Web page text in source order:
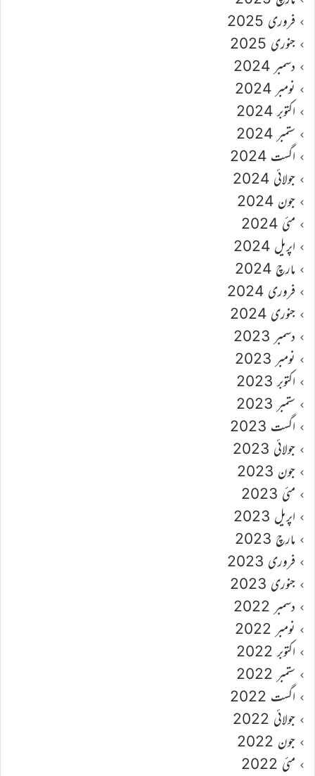
فروری 2025
جنوری 2025
دسمبر 2024
نومبر 2024
اکتوبر 2024
ستمبر 2024
اگست 2024
جولائی 2024
جون 2024
مئی 2024
اپریل 2024
مارچ 2024
فروری 2024
جنوری 2024
دسمبر 2023
نومبر 2023
اکتوبر 2023
ستمبر 2023
اگست 2023
جولائی 2023
جون 2023
مئی 2023
اپریل 2023
مارچ 2023
فروری 2023
جنوری 2023
دسمبر 2022
نومبر 2022
اکتوبر 2022
ستمبر 2022
اگست 2022
جولائی 2022
جون 2022
مئی 2022